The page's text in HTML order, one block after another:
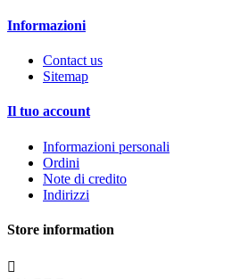
Informazioni
Contact us
Sitemap
Il tuo account
Informazioni personali
Ordini
Note di credito
Indirizzi
Store information
